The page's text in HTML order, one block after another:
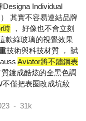
Designa Individual
） 其實不容易連結品牌
時 ， 好像也不會立刻
款綠玻璃的視覺效果
技術與科技材質 ， 賦
Aviator將不鏽鋼表
鍍成酷炫的全黑色調
不僅把表圈改成坑紋
- 31k